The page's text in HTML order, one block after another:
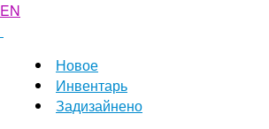
EN
Новое
Инвентарь
Задизайнено